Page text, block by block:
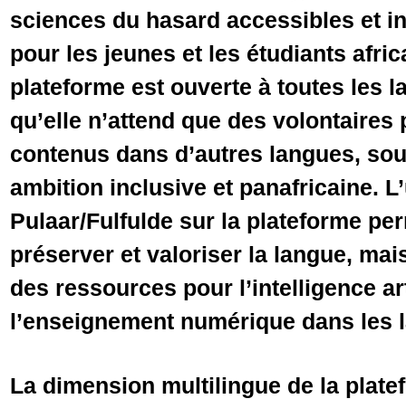
sciences du hasard accessibles et
pour les jeunes et les étudiants
plateforme est ouverte à toutes les
qu’elle n’attend que des
contenus dans d’autres langues,
ambition inclusive et panafricaine.
Pulaar/Fulfulde sur la plateforme
préserver et valoriser la langue,
des ressources pour l’intelligence
l’enseignement numérique dans les
La dimension multilingue de la